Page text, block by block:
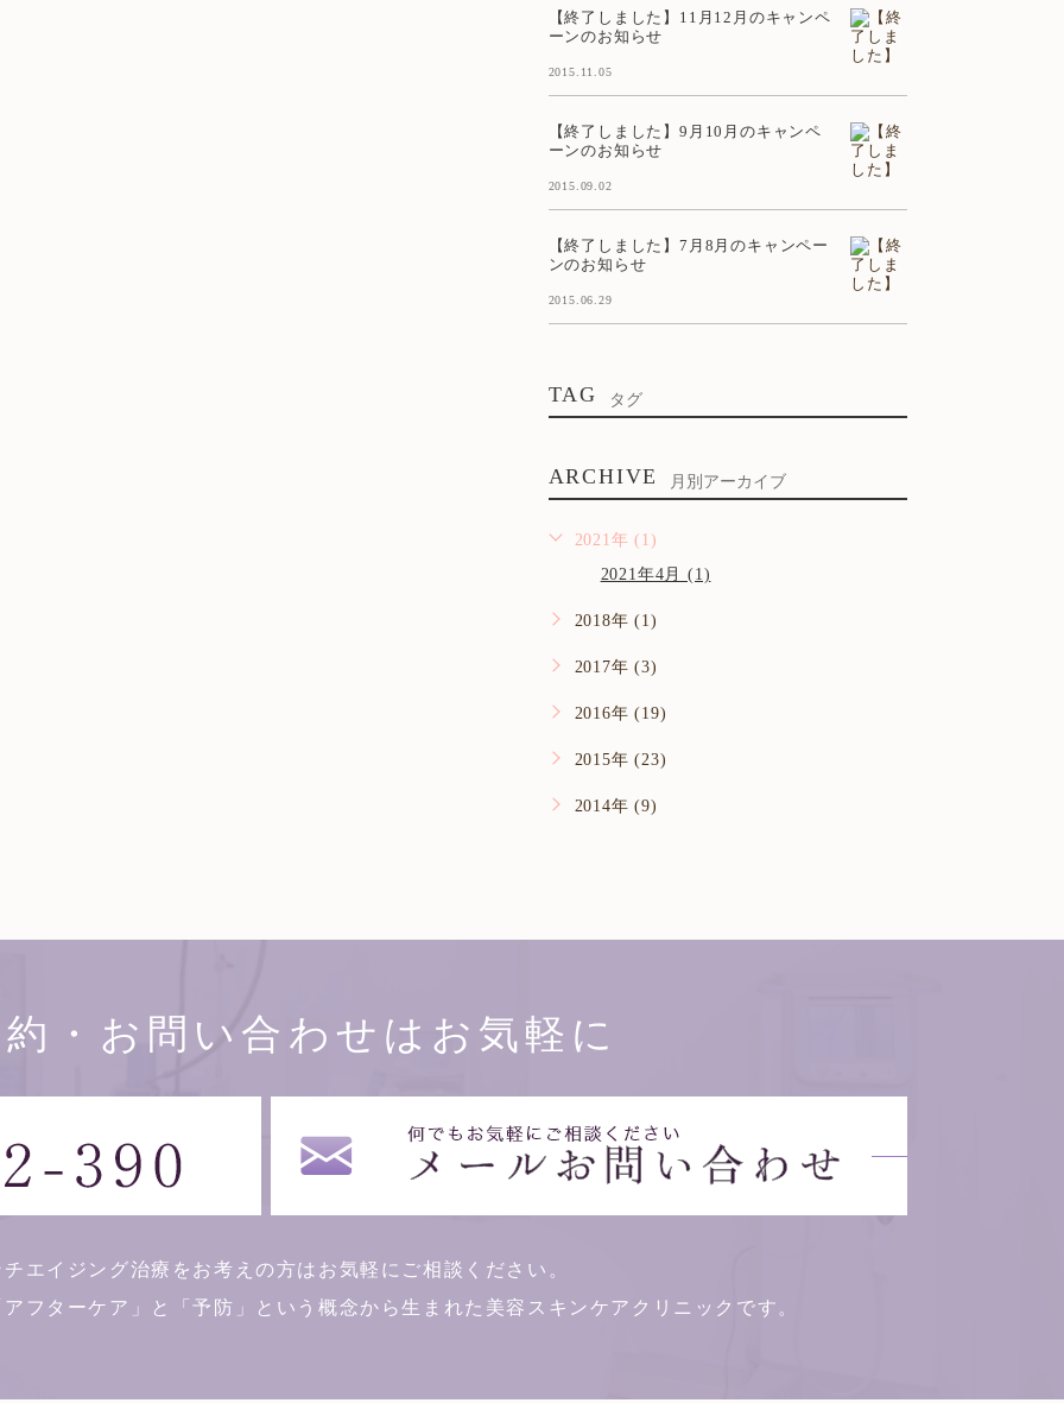
【終了しました】11月12月のキャンペ
ーンのお知らせ
2015.11.05
【終了しました】9月10月のキャンペ
ーンのお知らせ
2015.09.02
【終了しました】7月8月のキャンペー
ンのお知らせ
2015.06.29
TAG タグ
ARCHIVE 月別アーカイブ
2021年 (1)
2021年4月 (1)
2018年 (1)
2017年 (3)
2016年 (19)
2015年 (23)
2014年 (9)
・お問い合わせはお気軽に
チエイジング治療をお考えの方はお気軽にご相談ください。
フターケア」と「予防」という概念から生まれた美容スキンケアクリニックです。